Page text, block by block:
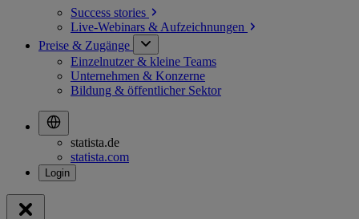
Success stories
Live-Webinars & Aufzeichnungen
Preise & Zugänge
Einzelnutzer & kleine Teams
Unternehmen & Konzerne
Bildung & öffentlicher Sektor
statista.de
statista.com